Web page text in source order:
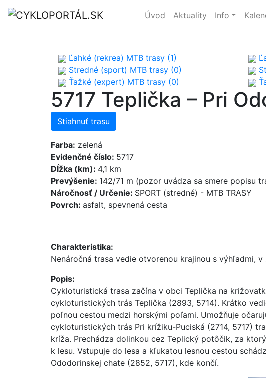
Úvod Aktuality Info
Ľahké (rekrea) MTB trasy (1)
Stredné (sport) MTB trasy (0)
Ťažké (expert) MTB trasy (0)
5717 Teplička – Pri
Stiahnuť trasu
Farba: zelená
Evidenčné číslo: 5717
Dĺžka (km): 4,1 km
Prevýšenie: 142/71 m (pozor uvádza sa smere popisu
Náročnosť / Určenie: SPORT (stredné) - MTB TRASY
Povrch: asfalt, spevnená cesta
Charakteristika:
Nenáročná trasa vedie otvorenou krajinou s výhľadmi,
Popis:
Cykloturistická trasa začína v obci Teplička na
cykloturistických trás Teplička (2893, 5714). Krátko
poľnou cestou medzi horskými poľami. Umožňuje
cykloturistických trás Pri krížiku-Puciská (2714, 5717)
kríža. Prechádza dolinkou cez Teplický potôčik, za
k lesu. Vstupuje do lesa a kľukatou lesnou cestou
Ododorinskej chate (2852, 5717), kde končí.